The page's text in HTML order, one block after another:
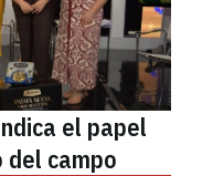
el papel
campo